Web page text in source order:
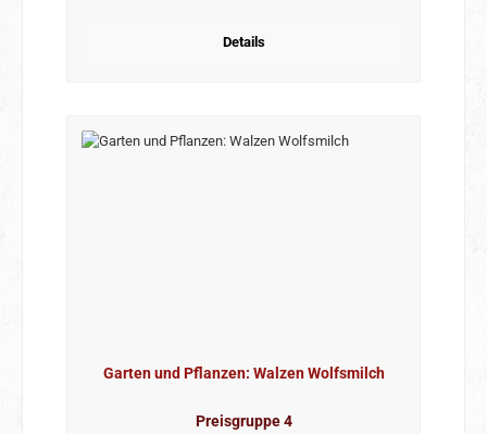
Details
Garten und Pflanzen: Walzen Wolfsmilch
Preisgruppe 4